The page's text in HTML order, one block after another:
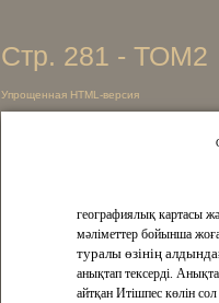
Стр. 281 - ТОМ2
Упрощенная HTML-версия
географиялық картасы
мәліметтер бойынша
туралы өзінің
анықтап тексерді.
айтқан Итішпес көлін